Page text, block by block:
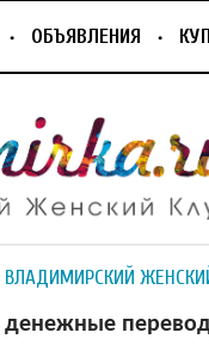
ОБЪЯВЛЕНИЯ
ВЛАДИМИРСКИЙ
денежные